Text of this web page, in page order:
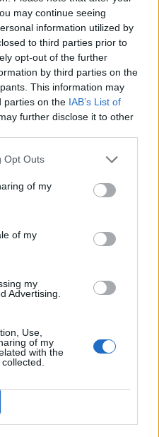
may continue seeing
information utilized by
to third parties prior to
opt-out of the further
by third parties on the
This information may
parties on the IAB’s List of
further disclose it to other
Opt Outs
of my
of my
my
Advertising.
Use,
of my
with the
pénteken régiónk
változásáról a légi
Eurocontrol.
csökkent a globális
a kelet-közép európai
irányító Eurocontrol
be, milyen mértékű is
napon 2 ezer járat
hírarchívumához
előfizetéses
tartalmazza:
2 év napon belüli